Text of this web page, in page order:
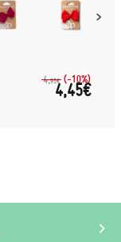
4,95€ (-10%)
4,45€